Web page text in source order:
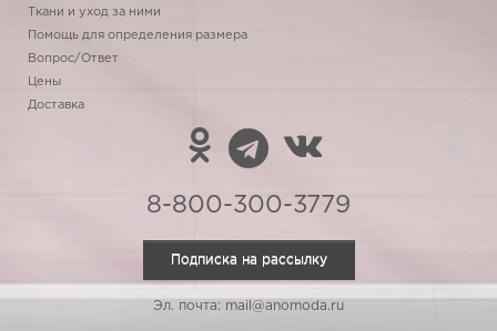
Ткани и уход за ними
Помощь для определения размера
Вопрос/Ответ
Цены
Доставка
8-800-300-3779
Подписка на рассылку
Эл. почта: mail@anomoda.ru